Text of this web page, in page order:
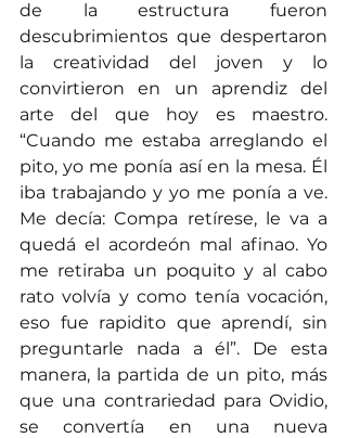
de la estructura fueron
descubrimientos que despertaron
la creatividad del joven y lo
convirtieron en un aprendiz del
arte del que hoy es maestro.
“Cuando me estaba arreglando el
pito, yo me ponía así en la mesa. Él
iba trabajando y yo me ponía a ve.
Me decía: Compa retírese, le va a
quedá el acordeón mal afinao. Yo
me retiraba un poquito y al cabo
rato volvía y como tenía vocación,
eso fue rapidito que aprendí, sin
preguntarle nada a él”. De esta
manera, la partida de un pito, más
que una contrariedad para Ovidio,
se convertía en una nueva